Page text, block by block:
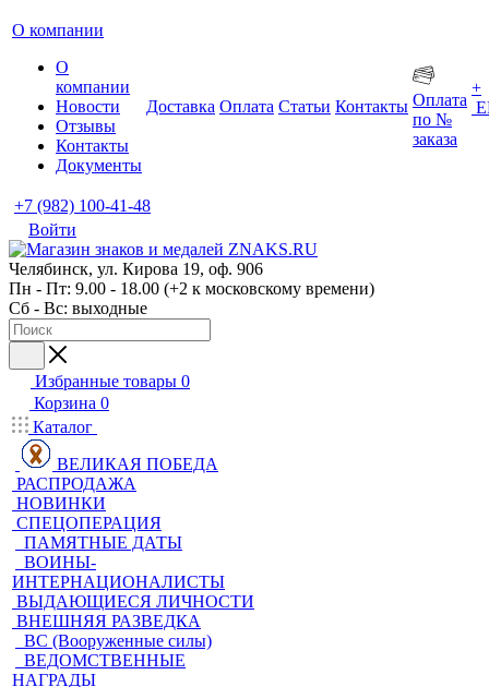
О компании
О
компании
Новости
Отзывы
Контакты
Документы
Доставка Оплата Статьи Контакты Оплата
по №
заказа
+
+7 (982) 100-41-48
Войти
Челябинск, ул. Кирова 19, оф. 906
Пн - Пт: 9.00 - 18.00 (+2 к московскому времени)
Сб - Вс: выходные
Избранные товары 0
Корзина 0
Каталог
ВЕЛИКАЯ ПОБЕДА
РАСПРОДАЖА
НОВИНКИ
СПЕЦОПЕРАЦИЯ
ПАМЯТНЫЕ ДАТЫ
ВОИНЫ-
ИНТЕРНАЦИОНАЛИСТЫ
ВЫДАЮЩИЕСЯ ЛИЧНОСТИ
ВНЕШНЯЯ РАЗВЕДКА
ВС (Вооруженные силы)
ВЕДОМСТВЕННЫЕ
НАГРАДЫ